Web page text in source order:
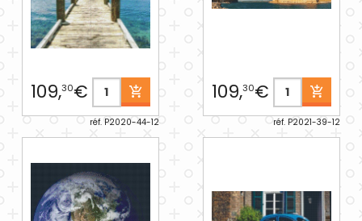
109,30€
réf. P2020-44-12
109,30€
réf. P2021-39-12